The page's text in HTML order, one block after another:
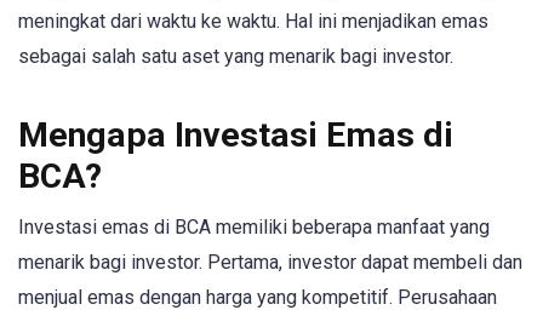
meningkat dari waktu ke waktu. Hal ini menjadikan emas
sebagai salah satu aset yang menarik bagi investor.
Mengapa Investasi Emas di
BCA?
Investasi emas di BCA memiliki beberapa manfaat yang
menarik bagi investor. Pertama, investor dapat membeli dan
menjual emas dengan harga yang kompetitif. Perusahaan